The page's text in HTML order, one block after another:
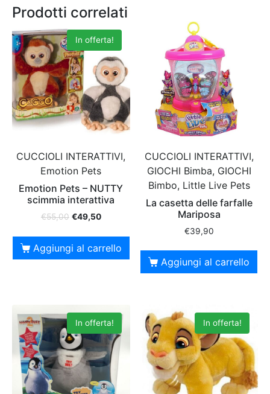
Prodotti correlati
In offerta!
CUCCIOLI INTERATTIVI,
Emotion Pets
Emotion Pets – NUTTY
scimmia interattiva
€55,00 €49,50
Aggiungi al carrello
CUCCIOLI INTERATTIVI,
GIOCHI Bimba, GIOCHI
Bimbo, Little Live Pets
La casetta delle farfalle
Mariposa
€39,90
Aggiungi al carrello
In offerta! In offerta!